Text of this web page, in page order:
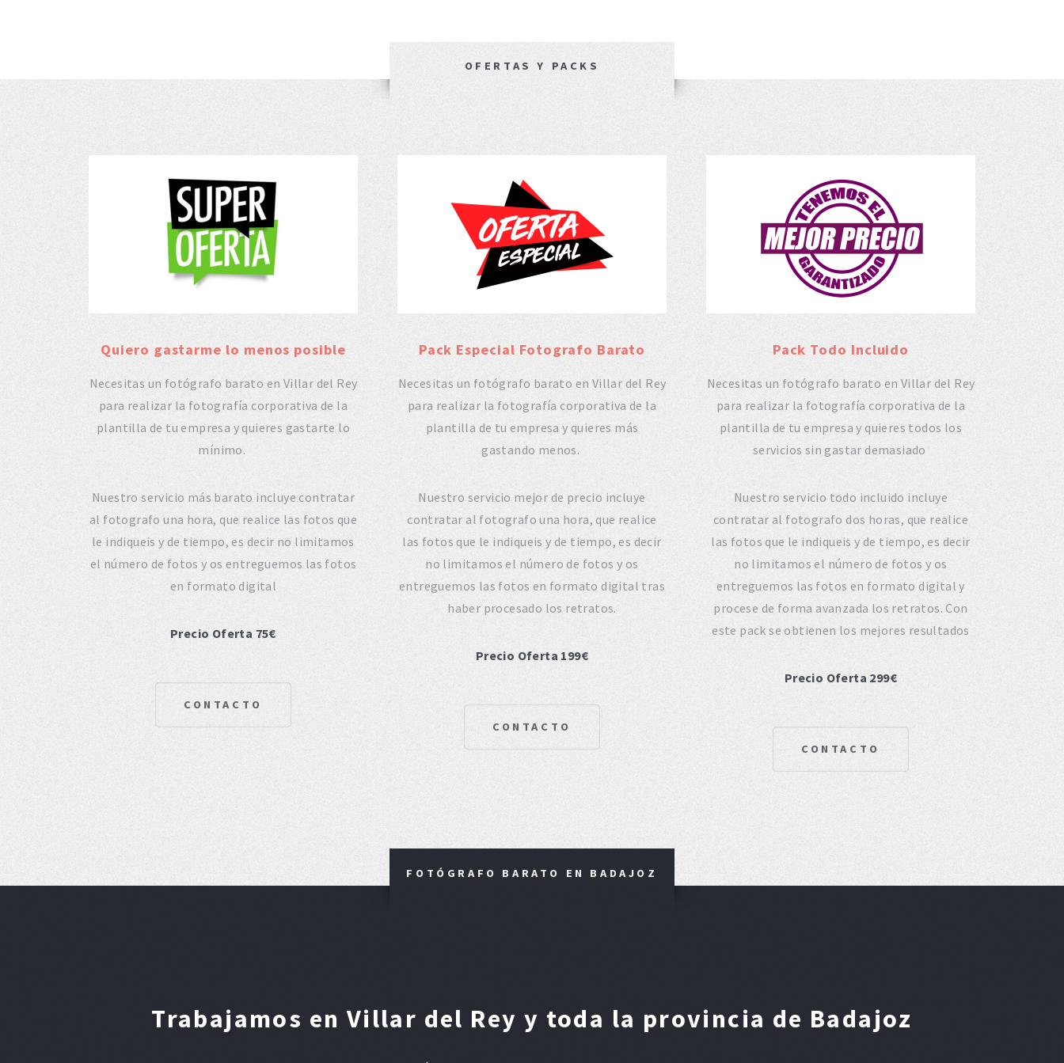
OFERTAS Y PACKS
Quiero gastarme lo menos posible
Necesitas un fotógrafo barato en Villar del Rey
para realizar la fotografía corporativa de la
plantilla de tu empresa y quieres gastarte lo
mínimo.
Nuestro servicio más barato incluye contratar
al fotografo una hora, que realice las fotos que
le indiqueis y de tiempo, es decir no limitamos
el número de fotos y os entreguemos las fotos
en formato digital
Precio Oferta 75€
CONTACTO
Pack Especial Fotografo Barato
Necesitas un fotógrafo barato en Villar del Rey
para realizar la fotografía corporativa de la
plantilla de tu empresa y quieres más
gastando menos.
Nuestro servicio mejor de precio incluye
contratar al fotografo una hora, que realice
las fotos que le indiqueis y de tiempo, es decir
no limitamos el número de fotos y os
entreguemos las fotos en formato digital tras
haber procesado los retratos.
Precio Oferta 199€
CONTACTO
Pack Todo Incluido
Necesitas un fotógrafo barato en Villar del Rey
para realizar la fotografía corporativa de la
plantilla de tu empresa y quieres todos los
servicios sin gastar demasiado
Nuestro servicio todo incluido incluye
contratar al fotografo dos horas, que realice
las fotos que le indiqueis y de tiempo, es decir
no limitamos el número de fotos y os
entreguemos las fotos en formato digital y
procese de forma avanzada los retratos. Con
este pack se obtienen los mejores resultados
Precio Oferta 299€
CONTACTO
FOTÓGRAFO BARATO EN BADAJOZ
Trabajamos en Villar del Rey y toda la provincia de Badajoz